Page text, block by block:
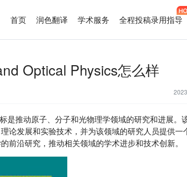
首页 润色翻译 学术服务 全程投稿录用指导
Optical Physics怎么样
标是推动原子、分子和光物理学领域的研究和进展。
论发展和实验技术，并为该领域的研究人员提供一
前沿研究，推动相关领域的学术进步和技术创新。